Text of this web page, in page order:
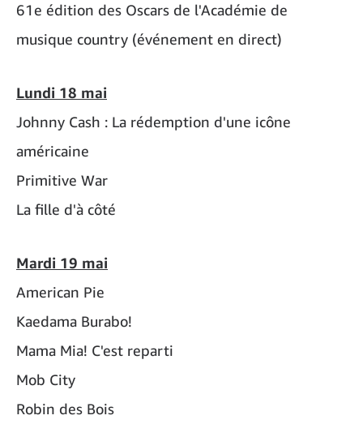
61e édition des Oscars de l'Académie de
musique country (événement en direct)
Lundi 18 mai
Johnny Cash : La rédemption d'une icône
américaine
Primitive War
La fille d'à côté
Mardi 19 mai
American Pie
Kaedama Burabo!
Mama Mia! C'est reparti
Mob City
Robin des Bois